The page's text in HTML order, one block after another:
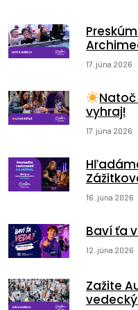
17. júna 2026
Natoč
vyhraj!
17. júna 2026
16. júna 2026
Baví ťa
12. júna 2026
Zažite